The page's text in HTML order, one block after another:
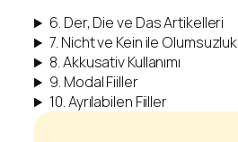
6. Der, Die ve Das Artikelleri
7. Nicht ve Kein ile Olumsuzluk
8. Akkusativ Kullanımı
9. Modal Fiiller
10. Ayrılabilen Fiiller